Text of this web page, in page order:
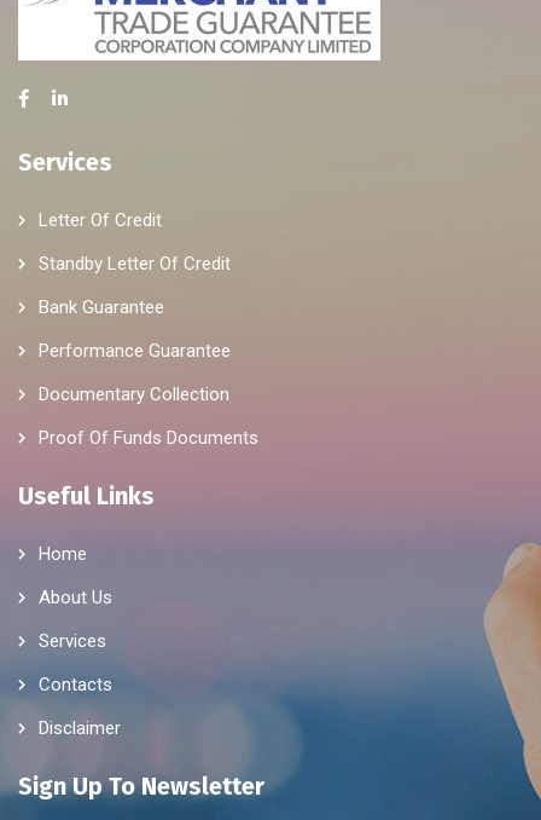
Services
Letter Of Credit
Standby Letter Of Credit
Bank Guarantee
Performance Guarantee
Documentary Collection
Proof Of Funds Documents
Useful Links
Home
About Us
Services
Contacts
Disclaimer
Sign Up To Newsletter